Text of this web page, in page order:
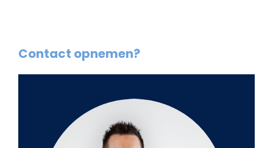
Contact opnemen?